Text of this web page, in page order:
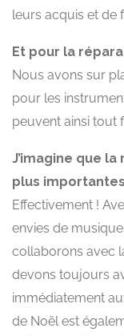
leurs acquis et de
Et pour la
Nous avons sur
pour les
peuvent ainsi tout
J’imagine que
plus
Effectivement !
envies de
collaborons avec
devons toujours
immédiatement
de Noël est